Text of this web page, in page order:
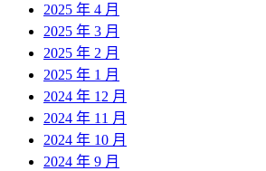
2025 年 4 月
2025 年 3 月
2025 年 2 月
2025 年 1 月
2024 年 12 月
2024 年 11 月
2024 年 10 月
2024 年 9 月